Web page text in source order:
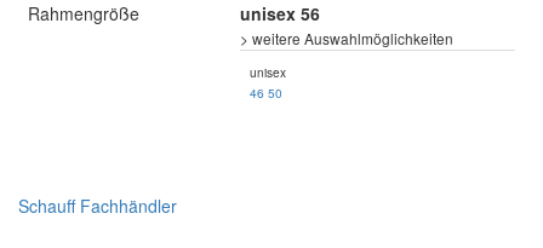
Rahmengröße
unisex 56
> weitere Auswahlmöglichkeiten
unisex
46 50
Schauff Fachhändler